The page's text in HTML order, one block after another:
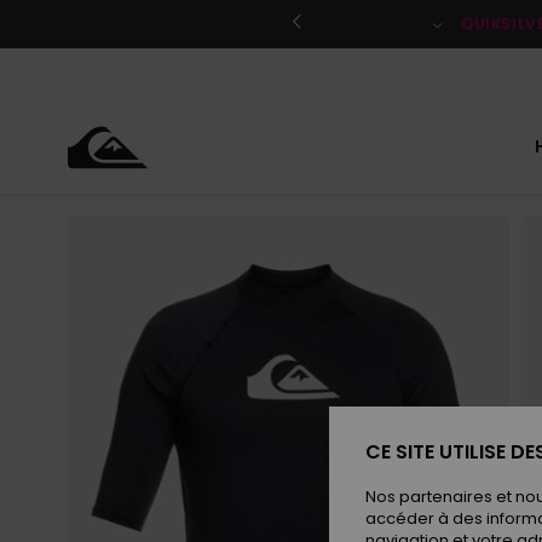
le
CE SITE UTILISE
Nos partenaires et
accéder à des